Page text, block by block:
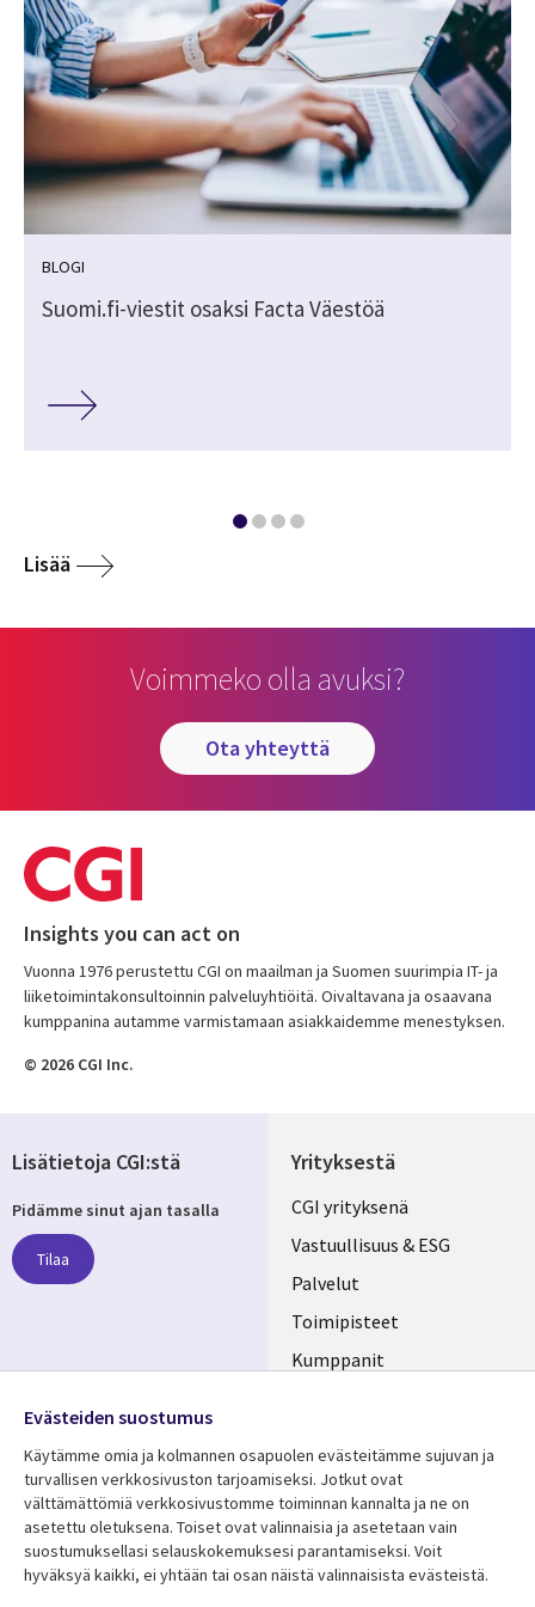
BLOGI
Suomi.fi-viestit osaksi Facta Väestöä
Lisää
Voimmeko olla avuksi?
ota yhteyttä
Insights you can act on
Vuonna 1976 perustettu CGI on maailman ja Suomen suurimpia IT- ja
liiketoimintakonsultoinnin palveluyhtiöitä. Oivaltavana ja osaavana
kumppanina autamme varmistamaan asiakkaidemme menestyksen.
© 2026 CGI Inc.
Yrityksestä
Useful
links
FINLAND
CGI yrityksenä
Vastuullisuus & ESG
Palvelut
Toimipisteet
Kumppanit
Resurssikeskus
Library
Asiakastarinat
Lisätietoa
Legal
Tietosuoja
Lisätietoja CGI:stä
Pidämme sinut ajan tasalla
Tilaa
Media
FINLAND
Evästeiden suostumus
Käytämme omia ja kolmannen osapuolen evästeitämme sujuvan ja
turvallisen verkkosivuston tarjoamiseksi. Jotkut ovat
välttämättömiä verkkosivustomme toiminnan kannalta ja ne on
asetettu oletuksena. Toiset ovat valinnaisia ​​ja asetetaan vain
suostumuksellasi selauskokemuksesi parantamiseksi. Voit
hyväksyä kaikki, ei yhtään tai osan näistä valinnaisista evästeistä.